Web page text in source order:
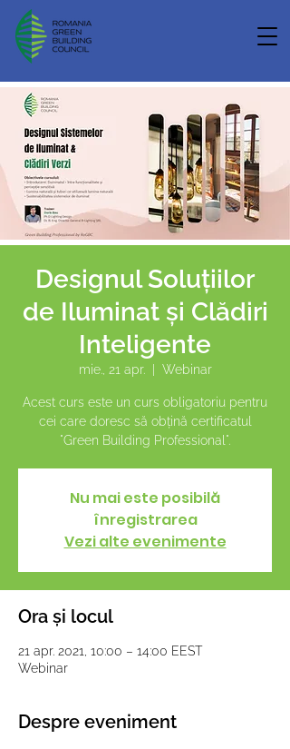
Designul Soluțiilor
de Iluminat și Clădiri
Inteligente
mie., 21 apr. Webinar
Acest curs este un curs obligatoriu pentru
cei care doresc să obțină certificatul
"Green Building Professional".
Nu mai este posibilă
înregistrarea
Vezi alte evenimente
Ora și locul
21 apr. 2021, 10:00 – 14:00 EEST
Webinar
Despre eveniment